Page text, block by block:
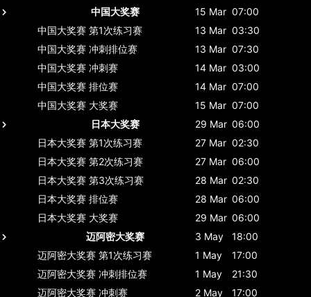
中国大奖赛
15 Mar 07:00
中国大奖赛 第1次练习赛 13 Mar 03:30
中国大奖赛 冲刺排位赛 13 Mar 07:30
中国大奖赛 冲刺赛 14 Mar 03:00
中国大奖赛 排位赛 14 Mar 07:00
中国大奖赛 大奖赛 15 Mar 07:00
日本大奖赛
29 Mar 06:00
日本大奖赛 第1次练习赛 27 Mar 02:30
日本大奖赛 第2次练习赛 27 Mar 06:00
日本大奖赛 第3次练习赛 28 Mar 02:30
日本大奖赛 排位赛 28 Mar 06:00
日本大奖赛 大奖赛 29 Mar 06:00
迈阿密大奖赛
3 May
18:00
迈阿密大奖赛 第1次练习赛 1 May
17:00
迈阿密大奖赛 冲刺排位赛 1 May
21:30
迈阿密大奖赛 冲刺赛 2 May
17:00